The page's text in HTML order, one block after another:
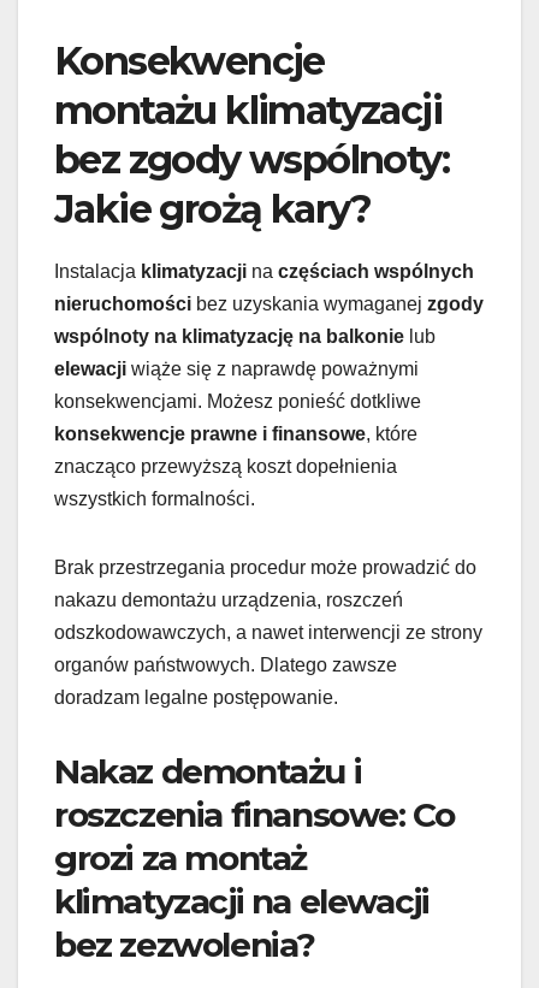
Konsekwencje
montażu klimatyzacji
bez zgody wspólnoty:
Jakie grożą kary?
Instalacja klimatyzacji na częściach wspólnych
nieruchomości bez uzyskania wymaganej zgody
wspólnoty na klimatyzację na balkonie lub
elewacji wiąże się z naprawdę poważnymi
konsekwencjami. Możesz ponieść dotkliwe
konsekwencje prawne i finansowe, które
znacząco przewyższą koszt dopełnienia
wszystkich formalności.
Brak przestrzegania procedur może prowadzić do
nakazu demontażu urządzenia, roszczeń
odszkodowawczych, a nawet interwencji ze strony
organów państwowych. Dlatego zawsze
doradzam legalne postępowanie.
Nakaz demontażu i
roszczenia finansowe: Co
grozi za montaż
klimatyzacji na elewacji
bez zezwolenia?